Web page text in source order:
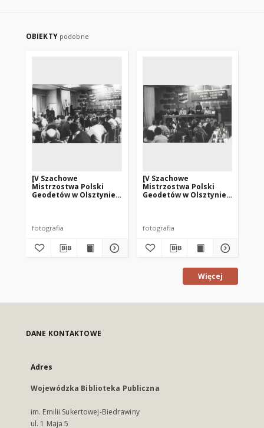
OBIEKTY podobne
[V Szachowe
Mistrzostwa Polski
Geodetów w Olsztynie.
fotografia
[V Szachowe
Mistrzostwa Polski
Geodetów w Olsztynie.
fotografia
Więcej
DANE KONTAKTOWE
Adres
Wojewódzka Biblioteka Publiczna
im. Emilii Sukertowej-Biedrawiny
ul. 1 Maja 5